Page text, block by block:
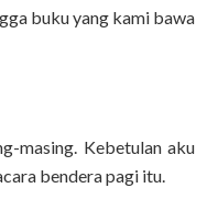
buku yang kami bawa
masing. Kebetulan aku
bendera pagi itu.